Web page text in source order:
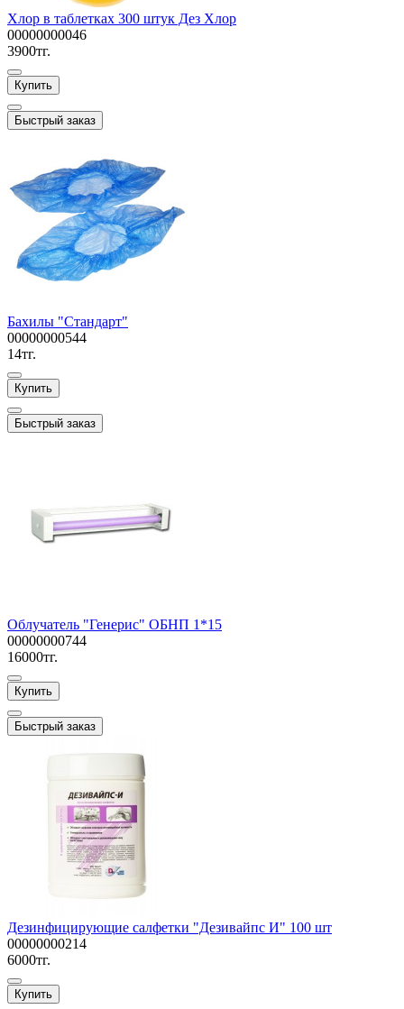
Хлор в таблетках 300 штук Дез Хлор
00000000046
3900тг.
Купить
Быстрый заказ
Бахилы "Стандарт"
00000000544
14тг.
Купить
Быстрый заказ
Облучатель "Генерис" ОБНП 1*15
00000000744
16000тг.
Купить
Быстрый заказ
Дезинфицирующие салфетки "Дезивайпс И" 100 шт
00000000214
6000тг.
Купить